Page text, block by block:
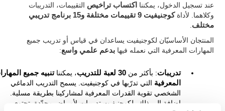
عند تسجيل الدخول، يمكننا اكتساب تراخيص التقييمات، التدريبات
وكلاهما. لأداة
كوجنيفيت 9 تقييمات مختلفة و15 برنامج تدريبي
مختلف
المنتجان الأساسيّان لكوجنيفيت يساعدان في قياس أو تدريب جميع
المهارات المعرفية التي نعمله فيهابدعم علمي واسع:
تدريبات: بأكثر من 30 لعبة للتدريب ، يمكنناتنبيه جميع
المعرفية التي تدرّبها في كوجنيفيت. يسمح التدريب الدماغي
الشخصي تقوية القدرات المعرفية لمشاركينا بطريقة مسلية.
إضافة إلى ذلك، لكوجنيفيت تدريبات لأمراض محدّدة. تحتوي